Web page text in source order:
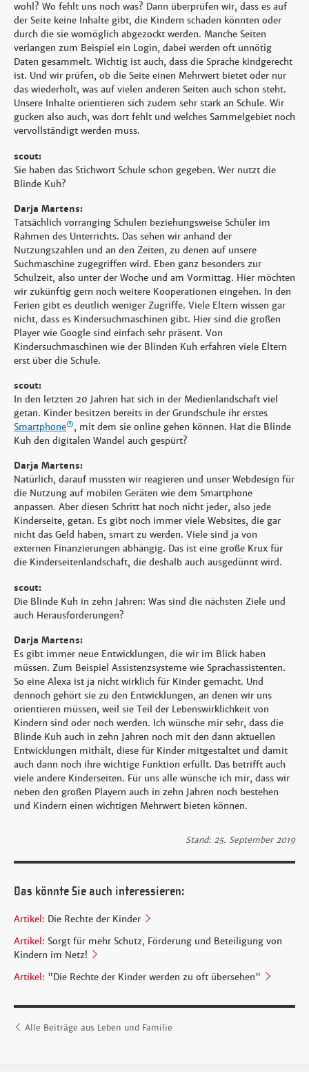
wohl? Wo fehlt uns noch was? Dann überprüfen wir, dass es auf
der Seite keine Inhalte gibt, die Kindern schaden könnten oder
durch die sie womöglich abgezockt werden. Manche Seiten
verlangen zum Beispiel ein Login, dabei werden oft unnötig
Daten gesammelt. Wichtig ist auch, dass die Sprache kindgerecht
ist. Und wir prüfen, ob die Seite einen Mehrwert bietet oder nur
das wiederholt, was auf vielen anderen Seiten auch schon steht.
Unsere Inhalte orientieren sich zudem sehr stark an Schule. Wir
gucken also auch, was dort fehlt und welches Sammelgebiet noch
vervollständigt werden muss.
scout:
Sie haben das Stichwort Schule schon gegeben. Wer nutzt die
Blinde Kuh?
Darja Martens:
Tatsächlich vorranging Schulen beziehungsweise Schüler im
Rahmen des Unterrichts. Das sehen wir anhand der
Nutzungszahlen und an den Zeiten, zu denen auf unsere
Suchmaschine zugegriffen wird. Eben ganz besonders zur
Schulzeit, also unter der Woche und am Vormittag. Hier möchten
wir zukünftig gern noch weitere Kooperationen eingehen. In den
Ferien gibt es deutlich weniger Zugriffe. Viele Eltern wissen gar
nicht, dass es Kindersuchmaschinen gibt. Hier sind die großen
Player wie Google sind einfach sehr präsent. Von
Kindersuchmaschinen wie der Blinden Kuh erfahren viele Eltern
erst über die Schule.
scout:
In den letzten 20 Jahren hat sich in der Medienlandschaft viel
getan. Kinder besitzen bereits in der Grundschule ihr erstes
Smartphone
, mit dem sie online gehen können. Hat die Blinde
Kuh den digitalen Wandel auch gespürt?
Darja Martens:
Natürlich, darauf mussten wir reagieren und unser Webdesign für
die Nutzung auf mobilen Geräten wie dem Smartphone
anpassen. Aber diesen Schritt hat noch nicht jeder, also jede
Kinderseite, getan. Es gibt noch immer viele Websites, die gar
nicht das Geld haben, smart zu werden. Viele sind ja von
externen Finanzierungen abhängig. Das ist eine große Krux für
die Kinderseitenlandschaft, die deshalb auch ausgedünnt wird.
scout:
Die Blinde Kuh in zehn Jahren: Was sind die nächsten Ziele und
auch Herausforderungen?
Darja Martens:
Es gibt immer neue Entwicklungen, die wir im Blick haben
müssen. Zum Beispiel Assistenzsysteme wie Sprachassistenten.
So eine Alexa ist ja nicht wirklich für Kinder gemacht. Und
dennoch gehört sie zu den Entwicklungen, an denen wir uns
orientieren müssen, weil sie Teil der Lebenswirklichkeit von
Kindern sind oder noch werden. Ich wünsche mir sehr, dass die
Blinde Kuh auch in zehn Jahren noch mit den dann aktuellen
Entwicklungen mithält, diese für Kinder mitgestaltet und damit
auch dann noch ihre wichtige Funktion erfüllt. Das betrifft auch
viele andere Kinderseiten. Für uns alle wünsche ich mir, dass wir
neben den großen Playern auch in zehn Jahren noch bestehen
und Kindern einen wichtigen Mehrwert bieten können.
Stand: 25. September 2019
Das könnte Sie auch interessieren:
Artikel: Die Rechte der Kinder
Artikel: Sorgt für mehr Schutz, Förderung und Beteiligung von
Kindern im Netz!
Artikel: "Die Rechte der Kinder werden zu oft übersehen"
Alle Beiträge aus Leben und Familie